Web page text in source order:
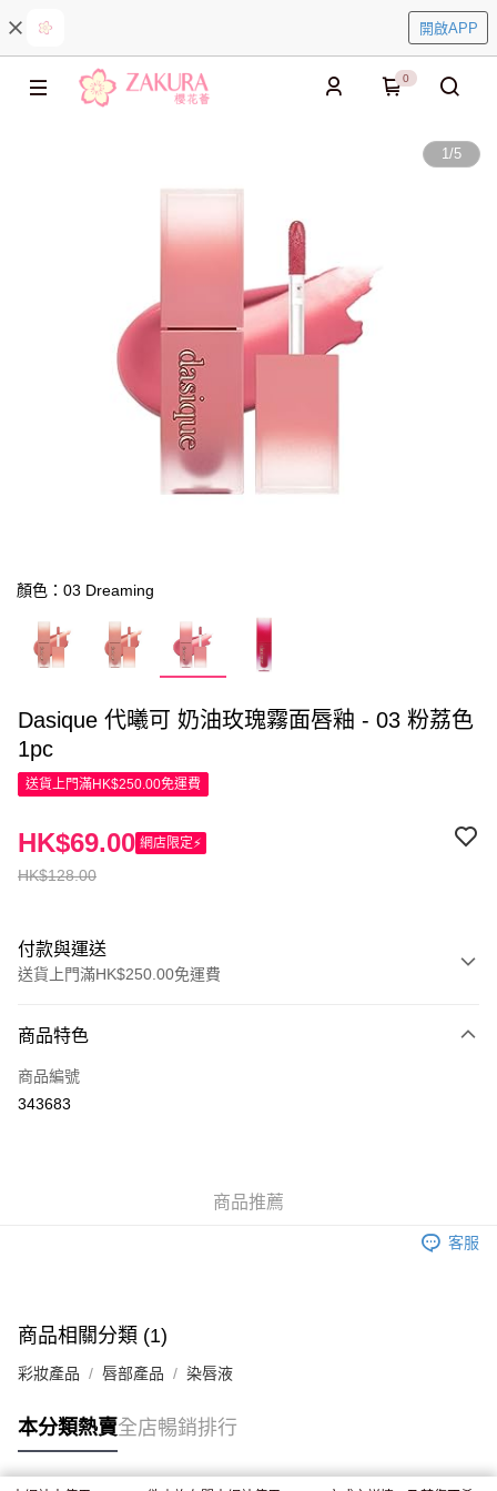
開啟APP
0
1/5
顏色：03 Dreaming
Dasique 代曦可 奶油玫瑰霧面唇釉 - 03 粉荔色
1pc
送貨上門滿HK$250.00免運費
HK$128.00
HK$69.00 網店限定⚡
付款與運送
送貨上門滿HK$250.00免運費
信用卡
Apple Pay
付款後門市自取，訂單確認後2-4個工作天到店，7天內取。逾期後
商品特色
商品編號
343683
商品推薦
客服
商品相關分類 (1)
彩妝產品 唇部產品 染唇液
本分類熱賣全店暢銷排行